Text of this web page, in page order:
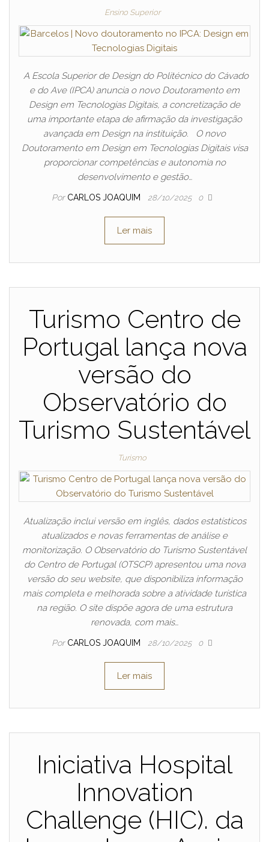
Ensino Superior
A Escola Superior de Design do Politécnico do Cávado
e do Ave (IPCA) anuncia o novo Doutoramento em
Design em Tecnologias Digitais, a concretização de
uma importante etapa de afirmação da investigação
avançada em Design na instituição. O novo
Doutoramento em Design em Tecnologias Digitais visa
proporcionar competências e autonomia no
desenvolvimento e gestão…
Por CARLOS JOAQUIM 28/10/2025 0
Ler mais
Turismo Centro de
Portugal lança nova
versão do
Observatório do
Turismo Sustentável
Turismo
Atualização inclui versão em inglês, dados estatísticos
atualizados e novas ferramentas de análise e
monitorização. O Observatório do Turismo Sustentável
do Centro de Portugal (OTSCP) apresentou uma nova
versão do seu website, que disponibiliza informação
mais completa e melhorada sobre a atividade turística
na região. O site dispõe agora de uma estrutura
renovada, com mais…
Por CARLOS JOAQUIM 28/10/2025 0
Ler mais
Iniciativa Hospital
Innovation
Challenge (HIC). da